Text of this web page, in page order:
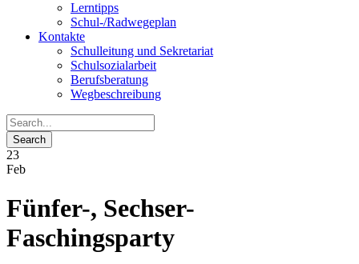
Lerntipps
Schul-/Radwegeplan
Kontakte
Schulleitung und Sekretariat
Schulsozialarbeit
Berufsberatung
Wegbeschreibung
23
Feb
Fünfer-, Sechser-
Faschingsparty